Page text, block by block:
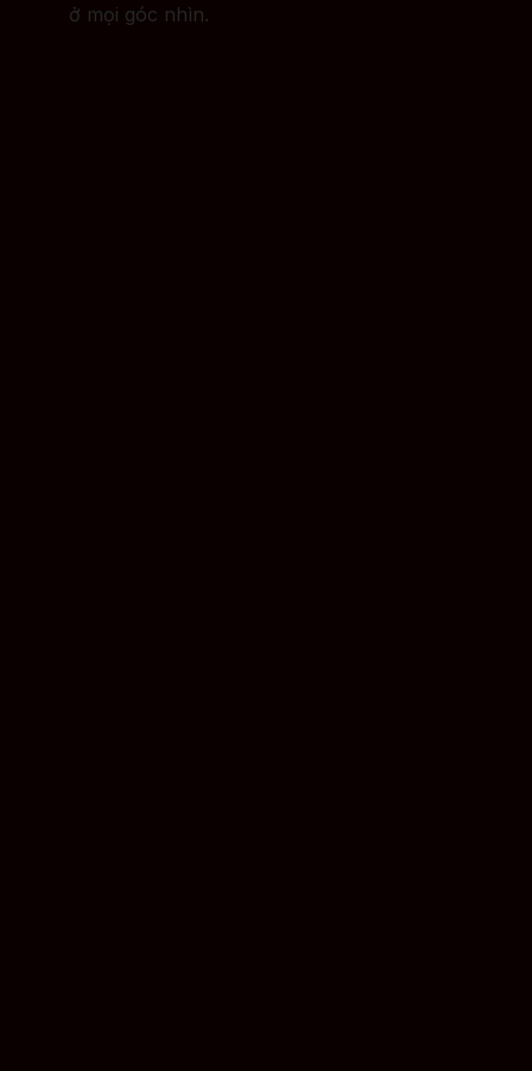
ở mọi góc nhìn.